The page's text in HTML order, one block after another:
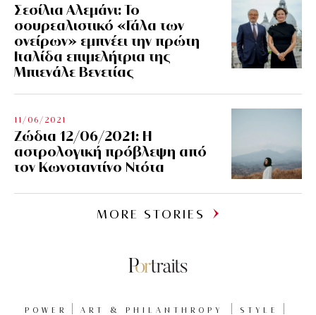
Σεσίλια Αλεμάνι: Το
σουρεαλιστικό «Γάλα των
ονείρων» εμπνέει την πρώτη
Ιταλίδα επιμελήτρια της
Μπιενάλε Βενετίας
11/06/2021
Ζώδια 12/06/2021: Η
αστρολογική πρόβλεψη από
τον Κωνσταντίνο Ντότα
MORE STORIES
POWER ART & PHILANTHROPY STYLE